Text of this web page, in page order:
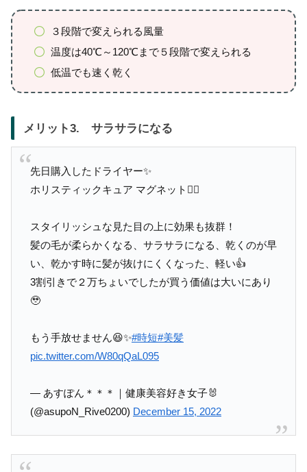
３段階で変えられる風量
温度は40℃～120℃まで５段階で変えられる
低温でも速く乾く
メリット3. サラサラになる
先日購入したドライヤー✨
ホリスティックキュア マグネット💇‍♀️
スタイリッシュな見た目の上に効果も抜群！
髪の毛が柔らかくなる、サラサラになる、乾くのが早
い、乾かす時に髪が抜けにくくなった、軽い👍
3割引きで２万ちょいでしたが買う価値は大いにあり
🥹
もう手放せません😆✨#時短#美髪
pic.twitter.com/W80qQaL095
— あすぽん＊＊＊｜健康美容好き女子🐰
(@asupoN_Rive0200) December 15, 2022